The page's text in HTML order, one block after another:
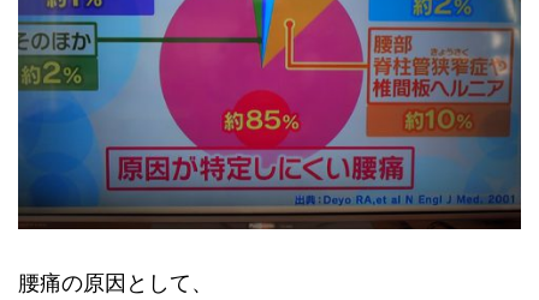
腰痛の原因として、